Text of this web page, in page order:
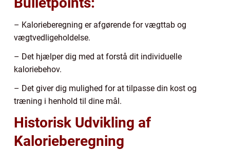
– Kalorieberegning er afgørende for vægttab og
vægtvedligeholdelse.
– Det hjælper dig med at forstå dit individuelle
kaloriebehov.
– Det giver dig mulighed for at tilpasse din kost og
træning i henhold til dine mål.
Historisk Udvikling af
Kalorieberegning